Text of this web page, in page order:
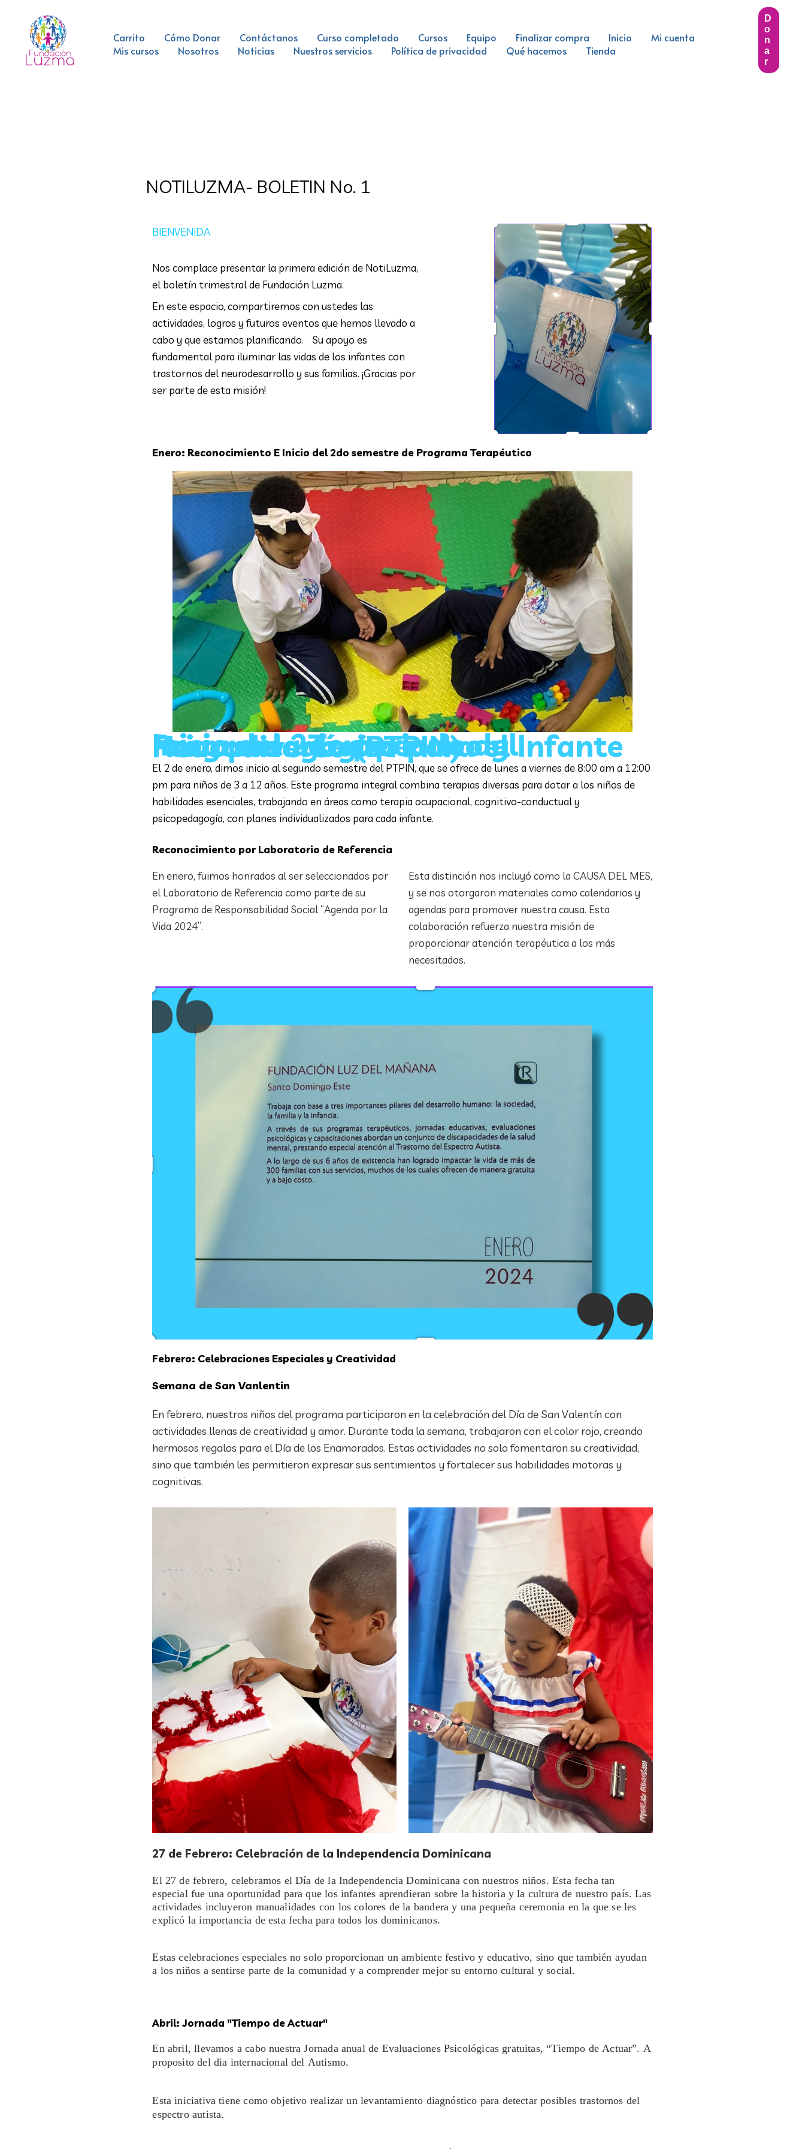
content
Carrito Cómo Donar Contáctanos Curso completado Cursos Equipo Finalizar compra Inicio
Mi cuenta
Mis cursos
Nosotros Noticias Nuestros servicios Política de privacidad Qué hacemos Tienda
D
O
N
A
R
NOTILUZMA- BOLETIN No. 1
BIENVENIDA
Nos complace presentar la primera edición de NotiLuzma,
el boletín trimestral de Fundación Luzma.
En este espacio, compartiremos con ustedes las
actividades, logros y futuros eventos que hemos llevado a
cabo y que estamos planificando.Su apoyo es
fundamental para iluminar las vidas de los infantes con
trastornos del neurodesarrollo y sus familias. ¡Gracias por
ser parte de esta misión!
Enero: Reconocimiento E Inicio del 2do semestre de Programa Terapéutico
Inicio del 2do periodo del Programa Terapéutico y Psicopedagógico para el Infante Neurodiverso (PTPIN)
El 2 de enero, dimos inicio al segundo semestre del PTPIN, que se ofrece de lunes a viernes de 8:00 am a 12:00
pm para niños de 3 a 12 años. Este programa integral combina terapias diversas para dotar a los niños de
habilidades esenciales, trabajando en áreas como terapia ocupacional, cognitivo-conductual y
psicopedagogía, con planes individualizados para cada infante.
Reconocimiento por Laboratorio de Referencia
En enero, fuimos honrados al ser seleccionados por
el Laboratorio de Referencia como parte de su
Programa de Responsabilidad Social “Agenda por la
Vida 2024”.
Esta distinción nos incluyó como la CAUSA DEL MES,
y se nos otorgaron materiales como calendarios y
agendas para promover nuestra causa. Esta
colaboración refuerza nuestra misión de
proporcionar atención terapéutica a los más
necesitados.
Febrero: Celebraciones Especiales y Creatividad
Semana de San Vanlentin
En febrero, nuestros niños del programa participaron en la celebración del Día de San Valentín con
actividades llenas de creatividad y amor. Durante toda la semana, trabajaron con el color rojo, creando
hermosos regalos para el Día de los Enamorados. Estas actividades no solo fomentaron su creatividad,
sino que también les permitieron expresar sus sentimientos y fortalecer sus habilidades motoras y
cognitivas.
27 de Febrero: Celebración de la Independencia Dominicana
El 27 de febrero, celebramos el Día de la Independencia Dominicana con nuestros niños. Esta fecha tan
especial fue una oportunidad para que los infantes aprendieran sobre la historia y la cultura de nuestro país. Las
actividades incluyeron manualidades con los colores de la bandera y una pequeña ceremonia en la que se les
explicó la importancia de esta fecha para todos los dominicanos.
Estas celebraciones especiales no solo proporcionan un ambiente festivo y educativo, sino que también ayudan
a los niños a sentirse parte de la comunidad y a comprender mejor su entorno cultural y social.
Abril: Jornada "Tiempo de Actuar"
En abril, llevamos a cabo nuestra Jornada anual de Evaluaciones Psicológicas gratuitas, “Tiempo de Actuar”. A
proposito del dia internacional del Autismo.
Esta iniciativa tiene como objetivo realizar un levantamiento diagnóstico para detectar posibles trastornos del
espectro autista.